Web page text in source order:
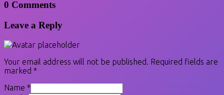
0 Comments
Leave a Reply
Your email address will not be published.
Required fields are
marked *
Name *